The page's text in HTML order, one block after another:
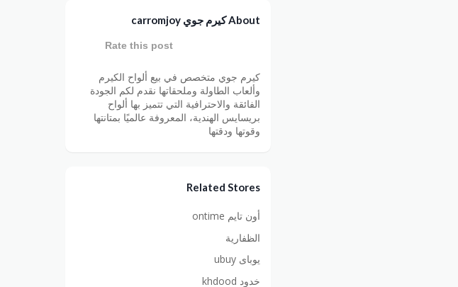
About كيرم جوي carromjoy
Rate this post
كيرم جوي متخصص في بيع ألواح الكيرم
وألعاب الطاولة وملحقاتها نقدم لكم الجودة
الفائقة والاحترافية التي تتميز بها ألواح
بريسايس الهندية، المعروفة عالميًا بمتانتها
وقوتها ودقتها
Related Stores
أون تايم ontime
الظفارية
يوباى ubuy
خدود khdood